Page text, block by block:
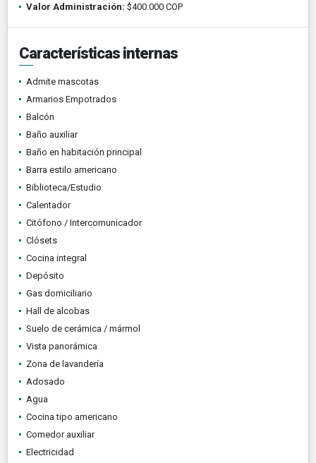
Valor Administración: $400.000 COP
Características internas
Admite mascotas
Armarios Empotrados
Balcón
Baño auxiliar
Baño en habitación principal
Barra estilo americano
Biblioteca/Estudio
Calentador
Citófono / Intercomunicador
Clósets
Cocina integral
Depósito
Gas domiciliario
Hall de alcobas
Suelo de cerámica / mármol
Vista panorámica
Zona de lavandería
Adosado
Agua
Cocina tipo americano
Comedor auxiliar
Electricidad